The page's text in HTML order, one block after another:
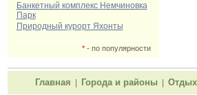
Банкетный комплекс Немчиновка
Парк
Природный курорт Яхонты
*- по популярности
Главная Города и районы